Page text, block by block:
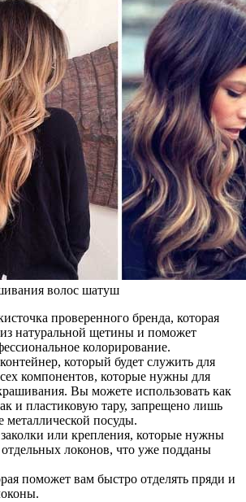
волос шатуш
проверенного бренда, которая
из натуральной щетины и поможет
колорирование.
который будет служить для
компонентов, которые нужны для
Вы можете использовать как
и пластиковую тару, запрещено лишь
металлической посуды.
или крепления, которые нужны
локонов, что уже подданы
поможет вам быстро отделять пряди и